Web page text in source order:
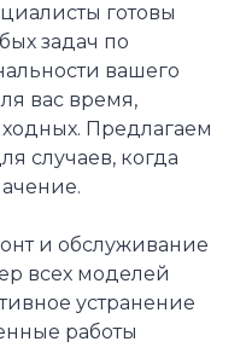
готовы
задач по
вашего
вас время,
Предлагаем
случаев, когда
и обслуживание
всех моделей
устранение
работы